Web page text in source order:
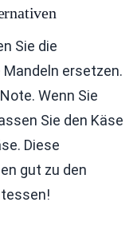
Sie die
ersetzen.
Wenn Sie
Sie den Käse
Diese
gut zu den